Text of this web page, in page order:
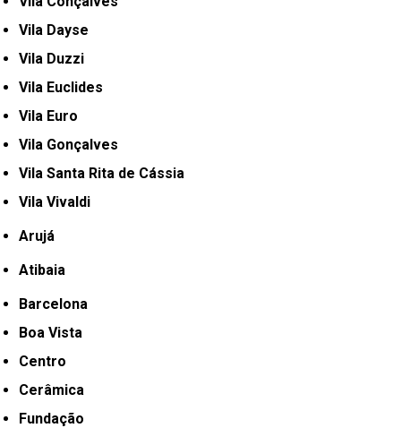
Vila Dayse
Vila Duzzi
Vila Euclides
Vila Euro
Vila Gonçalves
Vila Santa Rita de Cássia
Vila Vivaldi
Arujá
Atibaia
Barcelona
Boa Vista
Centro
Cerâmica
Fundação